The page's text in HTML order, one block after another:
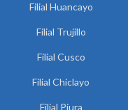
Filial Huancayo
Filial Trujillo
Filial Cusco
Filial Chiclayo
Filial Piura